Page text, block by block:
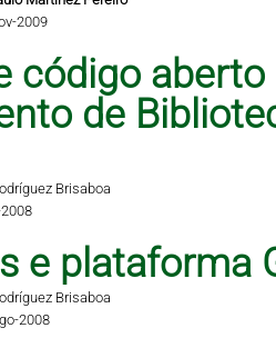
2009
código
de
Brisaboa
e plataforma
Brisaboa
2008